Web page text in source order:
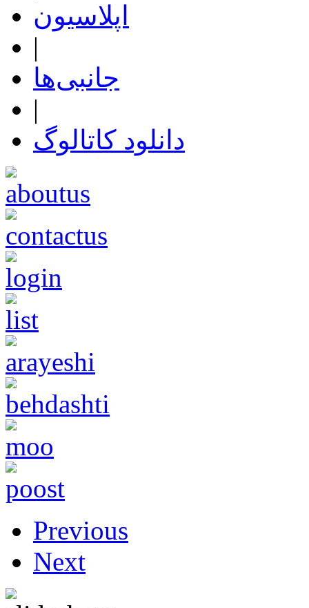
اپلاسیون
|
جانبی‌ها
|
دانلود کاتالوگ
Previous
Next